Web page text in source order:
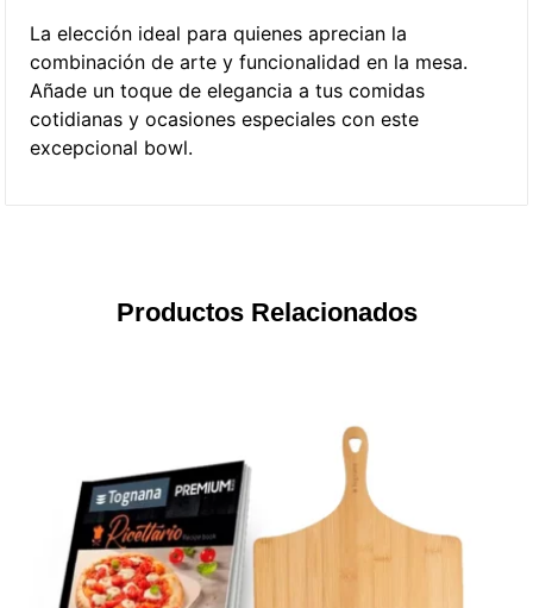
La elección ideal para quienes aprecian la
combinación de arte y funcionalidad en la mesa.
Añade un toque de elegancia a tus comidas
cotidianas y ocasiones especiales con este
excepcional bowl.
Productos Relacionados